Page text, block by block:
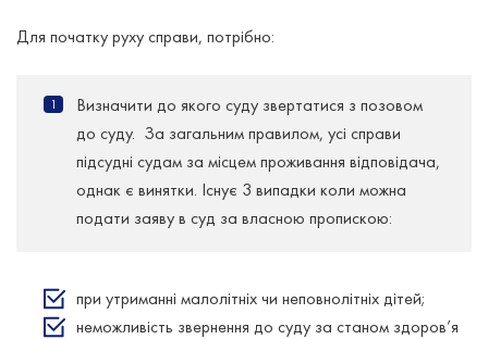
Для початку руху справи, потрібно:
Визначити до якого суду звертатися з позовом
до суду. За загальним правилом, усі справи
підсудні судам за місцем проживання відповідача,
однак є винятки. Існує 3 випадки коли можна
подати заяву в суд за власною пропискою:
при утриманні малолітніх чи неповнолітніх дітей;
неможливість звернення до суду за станом здоров’я